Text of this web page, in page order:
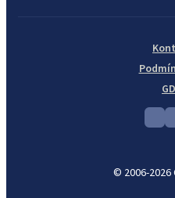
© 2006-